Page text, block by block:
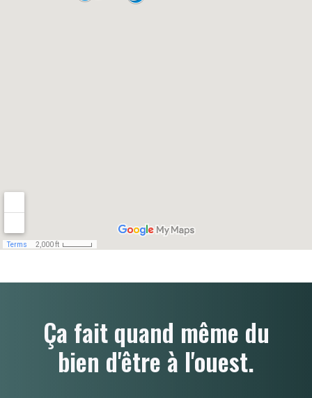
Ça fait quand même du
bien d'être à l'ouest.